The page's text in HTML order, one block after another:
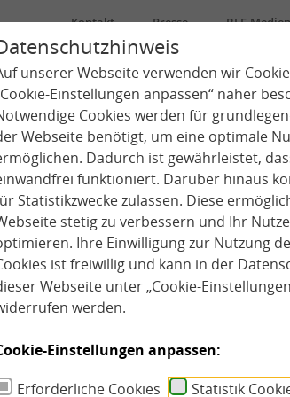
unserer Webseite verwenden wir
Einstellungen anpassen“ näher
Cookies werden für
Webseite benötigt, um eine optimale
Dadurch ist gewährleistet,
funktioniert. Darüber hinaus
Statistikzwecke zulassen. Diese
stetig zu verbessern und Ihr
Ihre Einwilligung zur Nutzung
ist freiwillig und kann in der
Webseite unter „Cookie-
werden.
Einstellungen anpassen:
Erforderliche Cookies
Statistik
Kontakt Presse BLE-
Über uns